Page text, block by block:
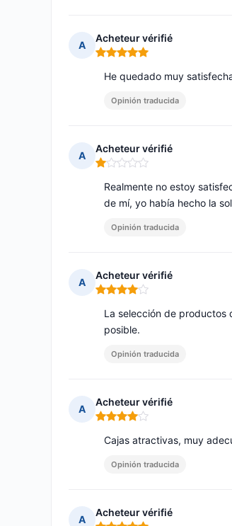
A
Acheteur vérifié
Nota: 5 de 5
He quedado muy
Opinión traducida
A
Acheteur vérifié
Nota: 1 de 5
Realmente no estoy
de mí, yo había hecho la
Opinión traducida
A
Acheteur vérifié
Nota: 4 de 5
La selección de productos
posible.
Opinión traducida
A
Acheteur vérifié
Nota: 4 de 5
Cajas atractivas, muy
Opinión traducida
A
Acheteur vérifié